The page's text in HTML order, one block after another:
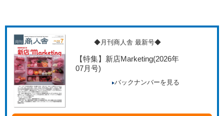
◆月刊商人舎 最新号◆
【特集】新店Marketing(2026年
07月号)
バックナンバーを見る